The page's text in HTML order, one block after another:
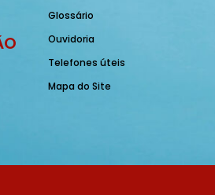
Glossário
Ouvidoria
Telefones úteis
Mapa do Site